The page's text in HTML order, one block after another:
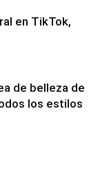
en TikTok,
de belleza de
los estilos